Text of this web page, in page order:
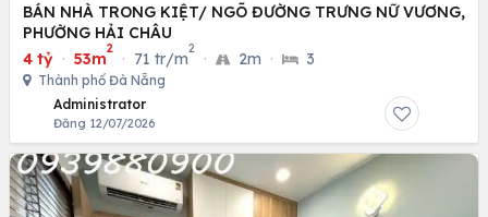
BÁN NHÀ TRONG KIỆT/ NGÕ ĐƯỜNG TRƯNG NỮ VƯƠNG,
PHƯỜNG HẢI CHÂU
4 tỷ · 53m
2
· 71 tr/m
2
· 2m · 3
Thành phố Đà Nẵng
Administrator
Đăng 12/07/2026